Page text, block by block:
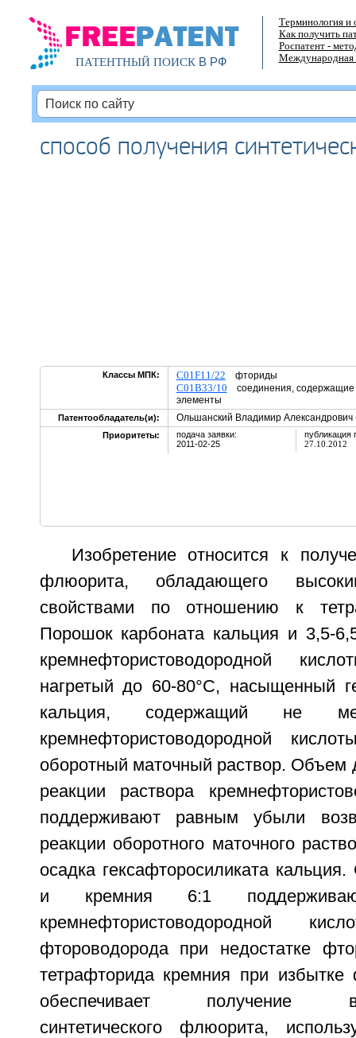
ПАТЕНТНЫЙ ПОИСКВ РФ
Терминология и
Как получить
Роспатент -
Международная
способ получения
Классы МПК: C01F11/22 фториды
C01B33/10 соединения, содержащие
элементы
Патентообладатель(и): Ольшанский Владимир Александрович
Приоритеты:
подача заявки:
2011-02-25
публикация
27.10.2012
Изобретение относится к
флюорита, обладающего
свойствами по отношению к
Порошок карбоната кальция и 3,5-
кремнефтористоводородной
нагретый до 60-80°С, насыщенный
кальция, содержащий не
кремнефтористоводородной
оборотный маточный раствор. Объем
реакции раствора
поддерживают равным убыли
реакции оборотного маточного
осадка гексафторосиликата
и кремния 6:1
кремнефтористоводородной
фтороводорода при недостатке
тетрафторида кремния при избытке
обеспечивает получение
синтетического флюорита,